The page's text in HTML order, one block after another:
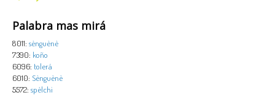
Palabra mas mirá
8011: sènguènè
7390: koño
6096: tolerá
6010: Sènguènè
5572: spèlchi